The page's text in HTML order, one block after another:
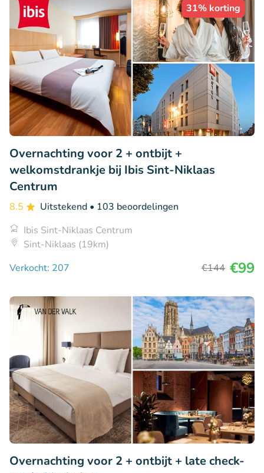
31% korting
Overnachting voor 2 + ontbijt +
welkomstdrankje bij Ibis Sint-Niklaas
Centrum
8.5 Uitstekend • 103 beoordelingen
Ibis Sint-Niklaas Centrum
Sint-Niklaas (19km)
Verkocht: 207
€144 €99
Overnachting voor 2 + ontbijt + late check-